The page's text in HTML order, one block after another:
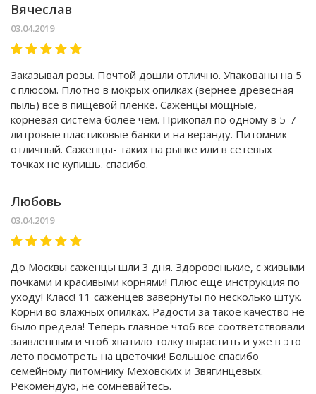
Вячеслав
03.04.2019
Заказывал розы. Почтой дошли отлично. Упакованы на 5
с плюсом. Плотно в мокрых опилках (вернее древесная
пыль) все в пищевой пленке. Саженцы мощные,
корневая система более чем. Прикопал по одному в 5-7
литровые пластиковые банки и на веранду. Питомник
отличный. Саженцы- таких на рынке или в сетевых
точках не купишь. спасибо.
Любовь
03.04.2019
До Москвы саженцы шли 3 дня. Здоровенькие, с живыми
почками и красивыми корнями! Плюс еще инструкция по
уходу! Класс! 11 саженцев завернуты по несколько штук.
Корни во влажных опилках. Радости за такое качество не
было предела! Теперь главное чтоб все соответствовали
заявленным и чтоб хватило толку вырастить и уже в это
лето посмотреть на цветочки! Большое спасибо
семейному питомнику Меховских и Звягинцевых.
Рекомендую, не сомневайтесь.